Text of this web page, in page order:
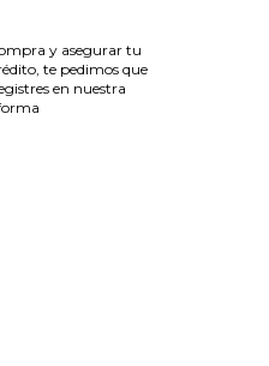
y asegurar tu
te pedimos que
en nuestra